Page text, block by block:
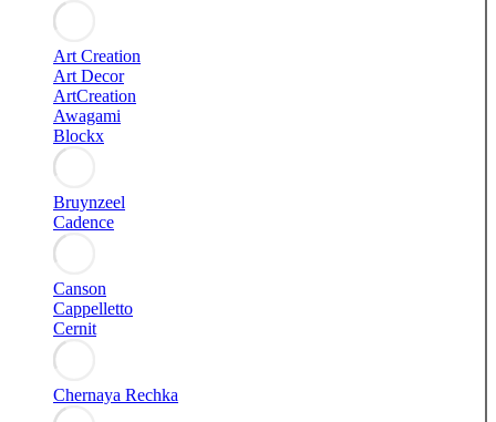
Art Creation
Art Decor
ArtCreation
Awagami
Blockx
Bruynzeel
Cadence
Canson
Cappelletto
Cernit
Chernaya Rechka